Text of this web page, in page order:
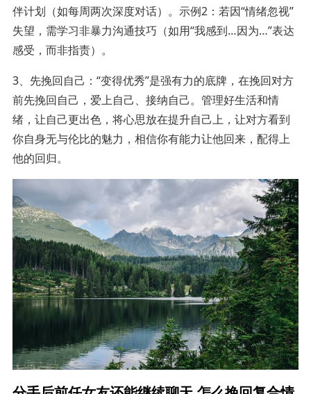
伴计划（如每周两次深度对话）。示例2：若因“情绪忽视”
失望，需学习非暴力沟通技巧（如用“我感到…因为…”表达
感受，而非指责）。
3、先挽回自己：“变得优秀”是强有力的底牌，在挽回对方
前先挽回自己，爱上自己、接纳自己。管理好生活和情
绪，让自己更出色，将心思放在提升自己上，让对方看到
你自身无与伦比的魅力，相信你有能力让他回来，配得上
他的回归。